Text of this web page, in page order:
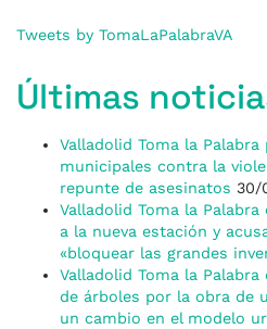
Tweets by TomaLaPalabraVA
Últimas
Valladolid Toma la
municipales contra la
repunte de asesinatos 30/
Valladolid Toma la
a la nueva estación y
«bloquear las grandes
Valladolid Toma la
de árboles por la obra de
un cambio en el modelo